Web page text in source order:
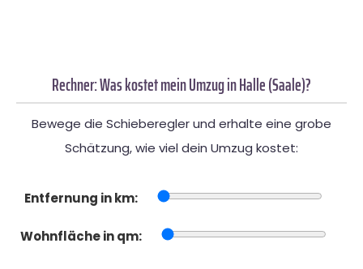
Rechner: Was kostet mein Umzug in Halle (Saale)?
Bewege die Schieberegler und erhalte eine grobe
Schätzung, wie viel dein Umzug kostet:
Entfernung in km:
Wohnfläche in qm: